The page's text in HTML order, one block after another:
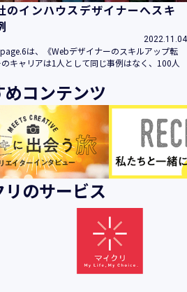
のインハウスデザイナーへスキ
2022.11.04
は、《Webデザイナーのスキルアップ転
キャリアは1人として同じ事例はなく、100人
めコンテンツ
リのサービス